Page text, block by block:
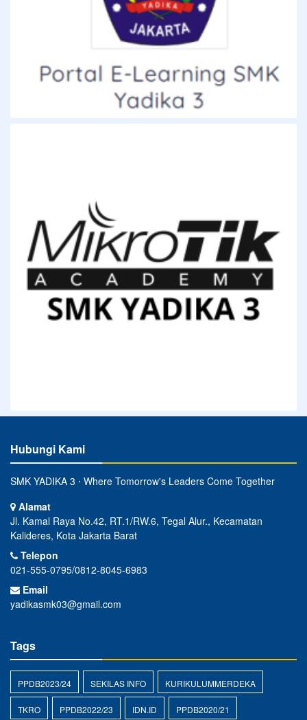
Hubungi Kami
SMK YADIKA 3 ⋅ Where Tomorrow's Leaders Come Together
Alamat
Jl. Kamal Raya No.42, RT.1/RW.6, Tegal Alur., Kecamatan
Kalideres, Kota Jakarta Barat
Telepon
021-555-0795/0812-8045-6983
Email
yadikasmk03@gmail.com
Tags
PPDB2023/24 SEKILAS INFO KURIKULUMMERDEKA
TKRO PPDB2022/23 IDN.ID PPDB2020/21